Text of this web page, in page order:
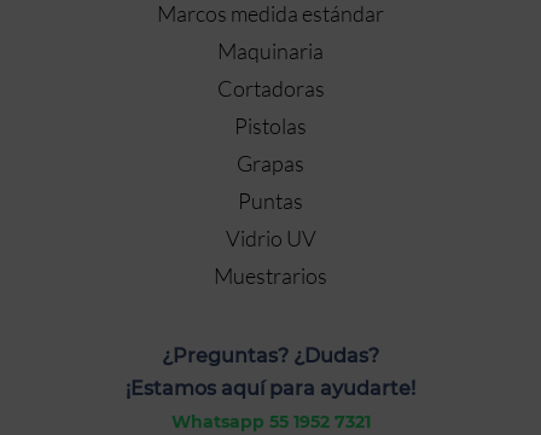
Marcos medida estándar
Maquinaria
Cortadoras
Pistolas
Grapas
Puntas
Vidrio UV
Muestrarios
¿Preguntas? ¿Dudas?
¡Estamos aquí para ayudarte!
Whatsapp 55 1952 7321